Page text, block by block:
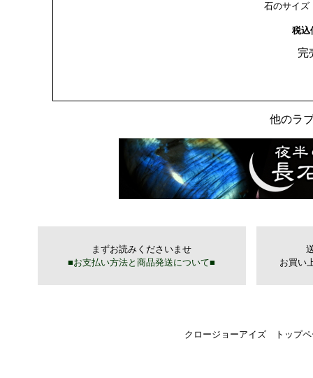
石のサイズ
税
完
他のラ
クロージョーアイズ トップペ